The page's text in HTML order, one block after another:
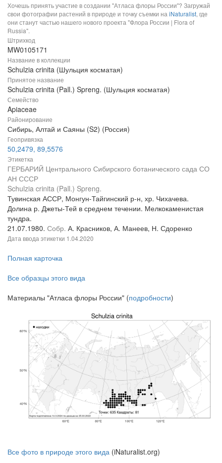
Хочешь принять участие в создании "Атласа флоры России"? Загружай
свои фотографии растений в природе и точку съемки на iNaturalist, где
они станут частью нашего нового проекта "Флора России | Flora of
Russia".
Штрихкод
MW0105171
Название в коллекции
Schulzia crinita (Шульция косматая)
Принятое название
Schulzia crinita (Pall.) Spreng. (Шульция косматая)
Семейство
Apiaceae
Районирование
Сибирь, Алтай и Саяны (S2) (Россия)
Геопривязка
50,2479, 89,5576
Этикетка
ГЕРБАРИЙ Центрального Сибирского ботанического сада СО
АН СССР
Schulzia crinita (Pall.) Spreng.
Тувинская АССР, Монгун-Тайгинский р-н, хр. Чихачева.
Долина р. Джеты-Тей в среднем течении. Мелкокаменистая
тундра.
21.07.1980. Собр. А. Красников, А. Манеев, Н. Сдоренко
Дата ввода этикетки 1.04.2020
Полная карточка
Все образцы этого вида
Материалы "Атласа флоры России" (подробности)
Все фото в природе этого вида (iNaturalist.org)